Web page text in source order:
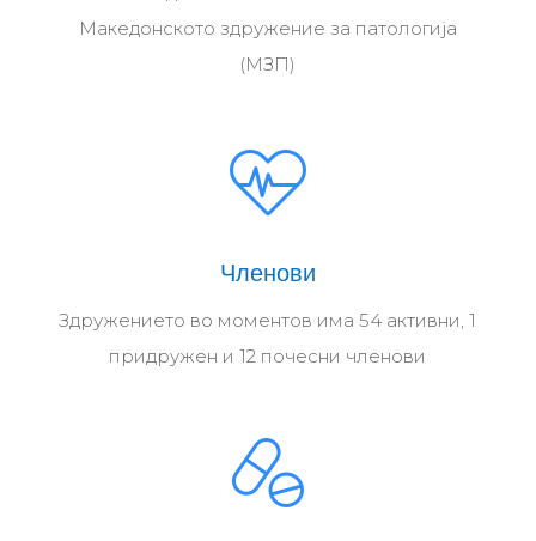
Македонското здружение за патологија
(МЗП)
Членови
Здружението во моментов има 54 активни, 1
придружен и 12 почесни членови